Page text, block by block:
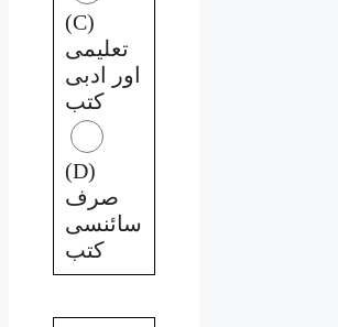
(C)
تعلیمی
اور ادبی
کتب
(D)
صرف
سائنسی
کتب